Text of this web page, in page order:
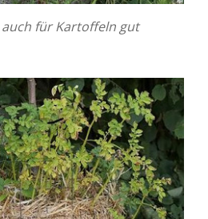
für Kartoffeln gut